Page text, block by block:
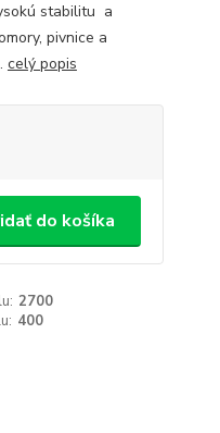
stabilitu a
pivnice a
celý popis
do košíka
2700
400